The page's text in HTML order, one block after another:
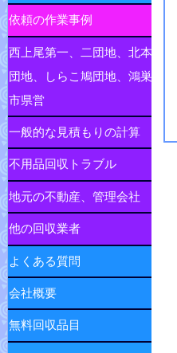
依頼の作業事例
西上尾第一、二団地、北本
団地、しらこ鳩団地、鴻巣
市県営
一般的な見積もりの計算
不用品回収トラブル
地元の不動産、管理会社
他の回収業者
よくある質問
会社概要
無料回収品目